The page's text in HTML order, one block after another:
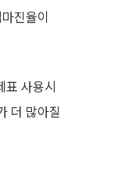
진율이
사용시
더 많아질